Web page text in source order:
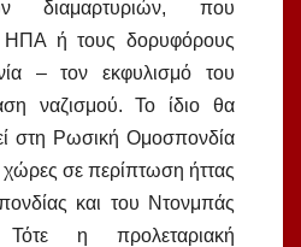
διαμαρτυριών, που
ΗΠΑ ή τους δορυφόρους
– τον εκφυλισμό του
ναζισμού. Το ίδιο θα
στη Ρωσική Ομοσπονδία
χώρες σε περίπτωση ήττας
και του Ντονμπάς
η προλεταριακή